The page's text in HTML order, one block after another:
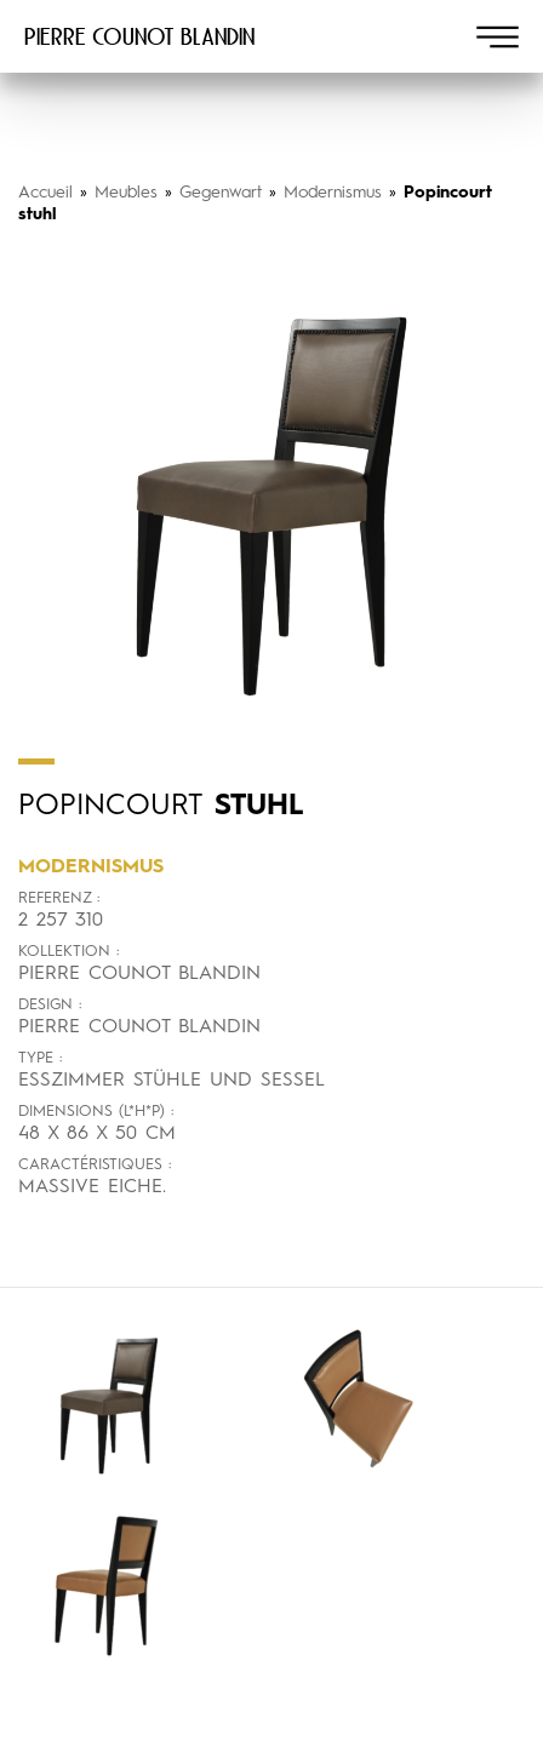
Pierre COUNOT BLANDIN
Accueil » Meubles » Gegenwart » Modernismus »
Popincourt
stuhl
POPINCOURT STUHL
MODERNISMUS
REFERENZ :
2 257 310
KOLLEKTION :
PIERRE COUNOT BLANDIN
DESIGN :
PIERRE COUNOT BLANDIN
TYPE :
ESSZIMMER STÜHLE UND SESSEL
DIMENSIONS (L*H*P) :
48 X 86 X 50 CM
CARACTÉRISTIQUES :
MASSIVE EICHE.